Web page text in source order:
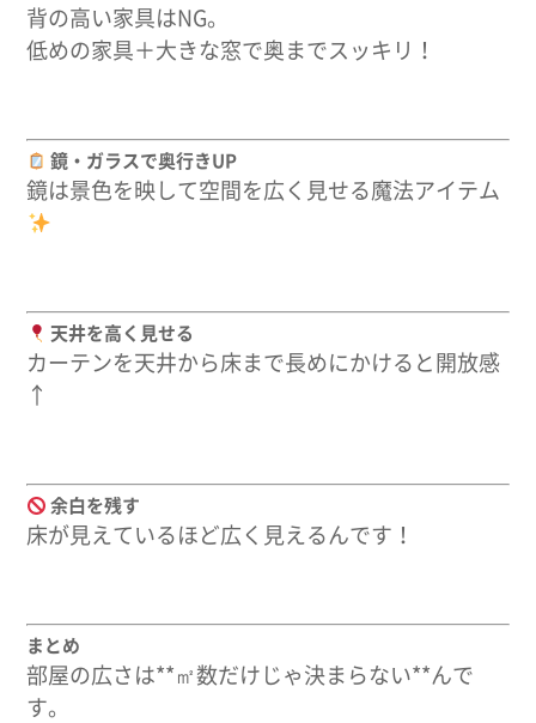
背の高い家具はNG。
低めの家具＋大きな窓で奥までスッキリ！
鏡・ガラスで奥行きUP
鏡は景色を映して空間を広く見せる魔法アイテム
天井を高く見せる
カーテンを天井から床まで長めにかけると開放感
↑
余白を残す
床が見えているほど広く見える んです！
まとめ
部屋の広さは**㎡数だけじゃ決まらない**んで
す。